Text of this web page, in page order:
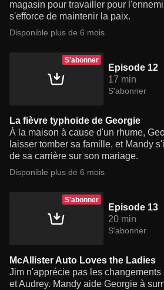
magasin pour travailler pour
s'efforce de maintenir la paix.
Disponible plus de 6 mois
S'abonner
Episode 12
17 min
S'abonner
La fièvre typhoide de Georgie
À la maison à cause d'un rhume,
laisser tomber sa famille, et Mandy
de sa carrière sur son mariage.
Disponible plus de 6 mois
S'abonner
Episode 13
20 min
S'abonner
McAllister Auto Loves the Ladies
Jim n'apprécie pas les
et Audrey. Mandy aide Georgie à